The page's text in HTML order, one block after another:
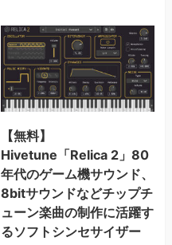
【無料】
Hivetune「Relica 2」80
年代のゲーム機サウンド、
8bitサウンドなどチップチ
ューン楽曲の制作に活躍す
るソフトシンセサイザー